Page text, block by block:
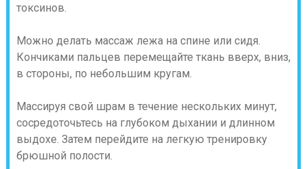
токсинов.
Можно делать массаж лежа на спине или сидя.
Кончиками пальцев перемещайте ткань вверх, вниз,
в стороны, по небольшим кругам.
Массируя свой шрам в течение нескольких минут,
сосредоточьтесь на глубоком дыхании и длинном
выдохе. Затем перейдите на легкую тренировку
брюшной полости.